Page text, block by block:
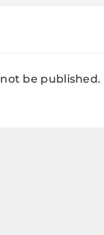
be published.